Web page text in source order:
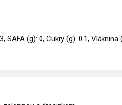
SAFA (g): 0, Cukry (g): 0.1, Vláknina